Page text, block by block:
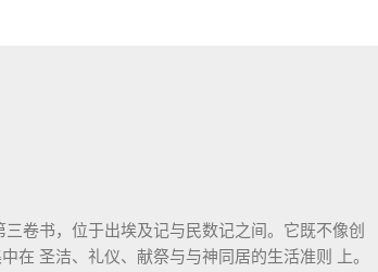
卷书，位于出埃及记与民数记之间。它既不像创
在 圣洁、礼仪、献祭与与神同居的生活准则 上。